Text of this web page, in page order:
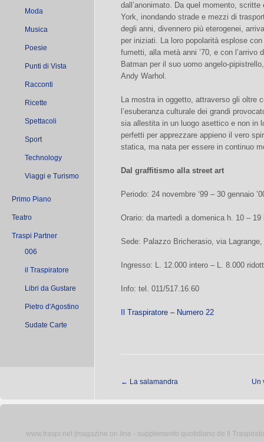
Moda
Musica
Poesie
Punti di Vista
Racconti
Ricette
Spettacoli
Sport
Technology
Viaggi e Turismo
Primo Piano
Teatro
Traspi Partner
006
il Traspiratore
Libri da Gustare
Pietro d'Agostino
Sudate Carte
dall’anonimato. Da quel momento,
York, inondando strade e mezzi di
degli anni, divennero più eterogenei,
per iniziati. La loro popolarità esplose
fumetti, alla metà anni ’70, e con l’arrivo
Batman per il suo uomo angelo-
Andy Warhol.
La mostra in oggetto, attraverso gli oltre
l’esuberanza culturale dei grandi
sia allestita in un luogo asettico e non in
perfetti per apprezzare appieno il vero
statica, ma nata per essere in continuo
Dal graffitismo alla street art
Periodo: 24 novembre ‘99 – 30 gennaio
Orario: da martedì a domenica h. 10 – 19
Sede: Palazzo Bricherasio, via Lagrange,
Ingresso: L. 12.000 intero – L. 8.000
Info: tel. 011/517.16.60
Il Traspiratore – Numero 22
← La salamandra Un
www.traspi.net [magazine on line - supplemento quotidiano de Il